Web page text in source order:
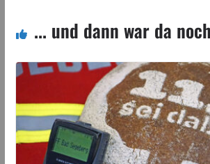
... und dann war da